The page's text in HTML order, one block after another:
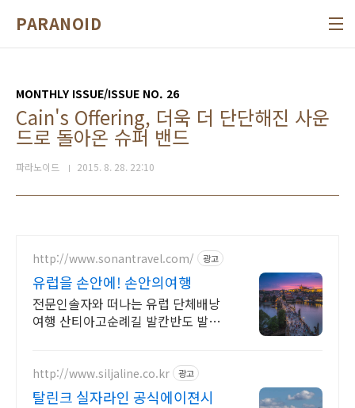
PARANOID
MONTHLY ISSUE/ISSUE NO. 26
Cain's Offering, 더욱 더 단단해진 사운
드로 돌아온 슈퍼 밴드
파라노이드 2015. 8. 28. 22:10
http://www.sonantravel.com/ 광고
유럽을 손안에! 손안의여행
전문인솔자와 떠나는 유럽 단체배낭
여행 산티아고순례길 발칸반도 발틱
럽 세미팩제공
http://www.siljaline.co.kr 광고
탈린크 실자라인 공식에이젼시